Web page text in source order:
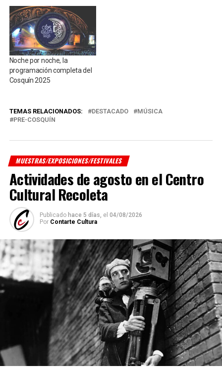
Noche por noche, la
programación completa del
Cosquín 2025
TEMAS RELACIONADOS: DESTACADO
MÚSICA
PRE-COSQUÍN
MUESTRAS/EXPOSICIONES/FESTIVALES
Actividades de agosto en el Centro
Cultural Recoleta
Publicado hace 5 días, el 04/08/2026
Por Contarte Cultura